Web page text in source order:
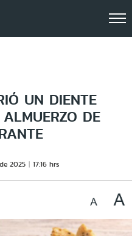
UN DIENTE
DE
2025 17:16 hrs